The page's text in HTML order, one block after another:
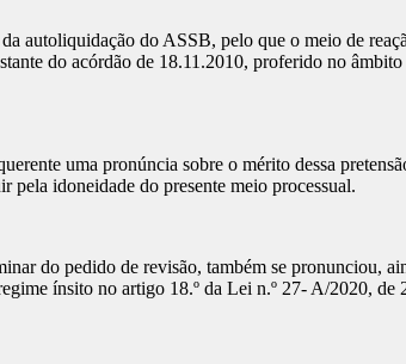
autoliquidação do ASSB, pelo que o meio de
do acórdão de 18.11.2010, proferido no âmbito
uma pronúncia sobre o mérito dessa
pela idoneidade do presente meio processual.
do pedido de revisão, também se pronunciou,
ínsito no artigo 18.º da Lei n.º 27- A/2020, de